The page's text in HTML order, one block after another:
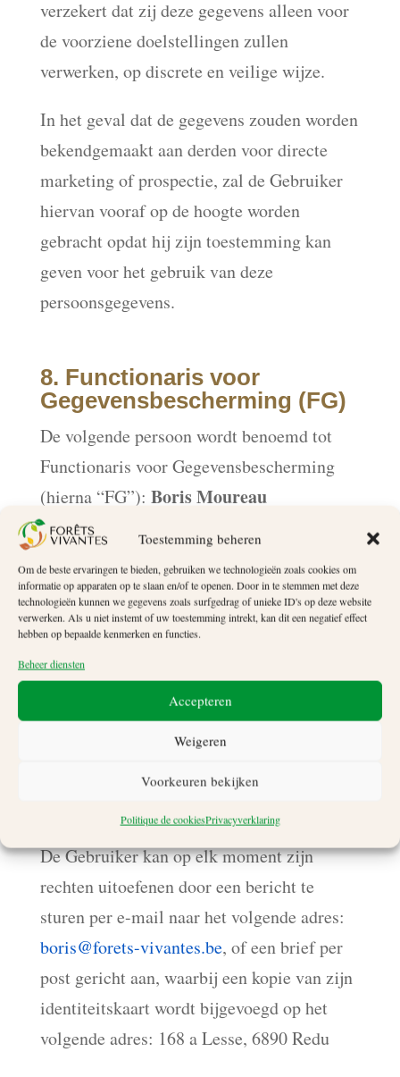
Toestemming beheren
Om de beste ervaringen te bieden, gebruiken we technologieën zoals cookies om
informatie op apparaten op te slaan en/of te openen. Door in te stemmen met deze
technologieën kunnen we gegevens zoals surfgedrag of unieke ID's op deze website
verwerken. Als u niet instemt of uw toestemming intrekt, kan dit een negatief effect
hebben op bepaalde kenmerken en functies.
Beheer diensten
Accepteren
Weigeren
Voorkeuren bekijken
Politique de cookiesPrivacyverklaring
verzekert dat zij deze gegevens alleen voor
de voorziene doelstellingen zullen
verwerken, op discrete en veilige wijze.
In het geval dat de gegevens zouden worden
bekendgemaakt aan derden voor directe
marketing of prospectie, zal de Gebruiker
hiervan vooraf op de hoogte worden
gebracht opdat hij zijn toestemming kan
geven voor het gebruik van deze
persoonsgegevens.
8. Functionaris voor
Gegevensbescherming (FG)
De volgende persoon wordt benoemd tot
Functionaris voor Gegevensbescherming
(hierna “FG”): Boris Moureau
De rol van de FG is om de goede
implementatie van de nationale en
supranationale bepalingen betreffende de
verzameling en verwerking van
persoonsgegevens te verzekeren.
De FG kan als volgt worden gecontacteerd:
boris@forets-vivantes.be
9. Rechten van Gebruikers
De Gebruiker kan op elk moment zijn
rechten uitoefenen door een bericht te
sturen per e-mail naar het volgende adres:
boris@forets-vivantes.be, of een brief per
post gericht aan, waarbij een kopie van zijn
identiteitskaart wordt bijgevoegd op het
volgende adres: 168 a Lesse, 6890 Redu